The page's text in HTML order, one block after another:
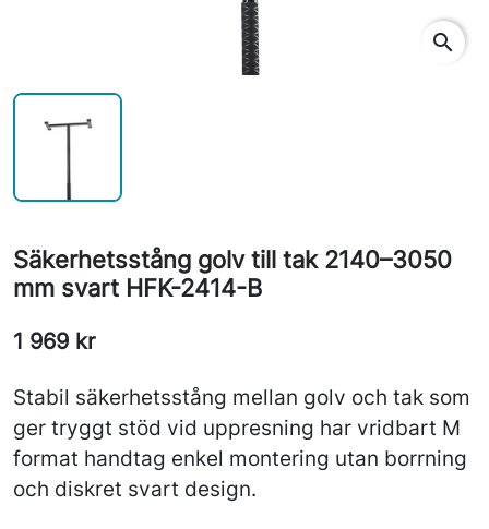
search
Säkerhetsstång golv till tak 2140–3050
mm svart HFK-2414-B
1 969 kr
Stabil säkerhetsstång mellan golv och tak som
ger tryggt stöd vid uppresning har vridbart M
format handtag enkel montering utan borrning
och diskret svart design.